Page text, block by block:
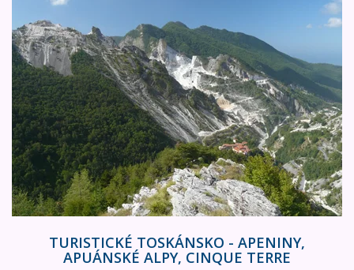
TURISTICKÉ TOSKÁNSKO - APENINY,
APUÁNSKÉ ALPY, CINQUE TERRE